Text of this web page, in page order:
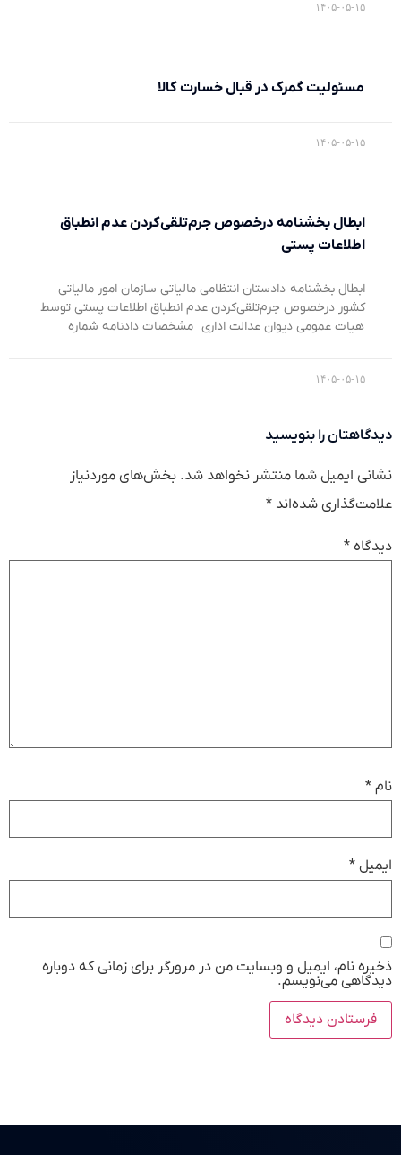
۱۴۰۵-۰۵-۱۵
مسئولیت گمرک در قبال خسارت کالا
۱۴۰۵-۰۵-۱۵
ابطال بخشنامه درخصوص جرم‌تلقی‌کردن عدم انطباق
اطلاعات پستی
ابطال بخشنامه دادستان انتظامی مالیاتی سازمان امور مالیاتی
کشور درخصوص جرم‌تلقی‌کردن عدم انطباق اطلاعات پستی توسط
هیات عمومی دیوان عدالت اداری مشخصات دادنامه شماره
۱۴۰۵-۰۵-۱۵
دیدگاهتان را بنویسید
نشانی ایمیل شما منتشر نخواهد شد. بخش‌های موردنیاز
علامت‌گذاری شده‌اند *
دیدگاه *
نام *
ایمیل *
ذخیره نام، ایمیل و وبسایت من در مرورگر برای زمانی که دوباره
دیدگاهی می‌نویسم.